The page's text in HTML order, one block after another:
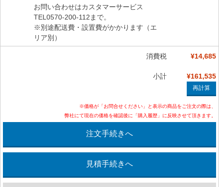
お問い合わせはカスタマーサービス
TEL0570-200-112まで。
※別途配送費・設置費がかかります（エ
リア別）
消費税 ¥14,685
小計 ¥161,535
※価格が「お問合せください」と表示の商品をご注文の際は、
弊社にて現在の価格を確認後に「購入履歴」に反映させて頂きます。